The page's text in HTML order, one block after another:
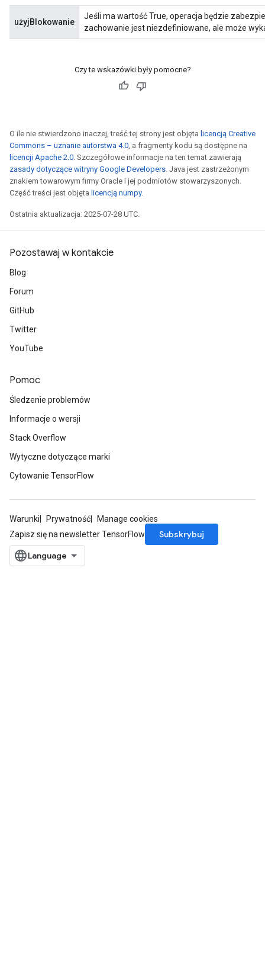
użyjBlokowanie
Jeśli ma wartość True, operacja będzie
zachowanie jest niezdefiniowane, ale może
Czy te wskazówki były pomocne?
O ile nie stwierdzono inaczej, treść tej strony jest objęta licencją Creative
Commons – uznanie autorstwa 4.0, a fragmenty kodu są dostępne na
licencji Apache 2.0. Szczegółowe informacje na ten temat zawierają
zasady dotyczące witryny Google Developers. Java jest zastrzeżonym
znakiem towarowym firmy Oracle i jej podmiotów stowarzyszonych.
Część treści jest objęta licencją numpy.
Ostatnia aktualizacja: 2025-07-28 UTC.
Pozostawaj w kontakcie
Blog
Forum
GitHub
Twitter
YouTube
Pomoc
Śledzenie problemów
Informacje o wersji
Stack Overflow
Wytyczne dotyczące marki
Cytowanie TensorFlow
Warunki Prywatność
Manage cookies
Zapisz się na newsletter TensorFlow
Subskrybuj